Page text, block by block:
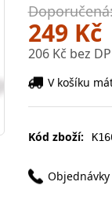
249 Kč
206 Kč bez
V košíku
Kód zboží: